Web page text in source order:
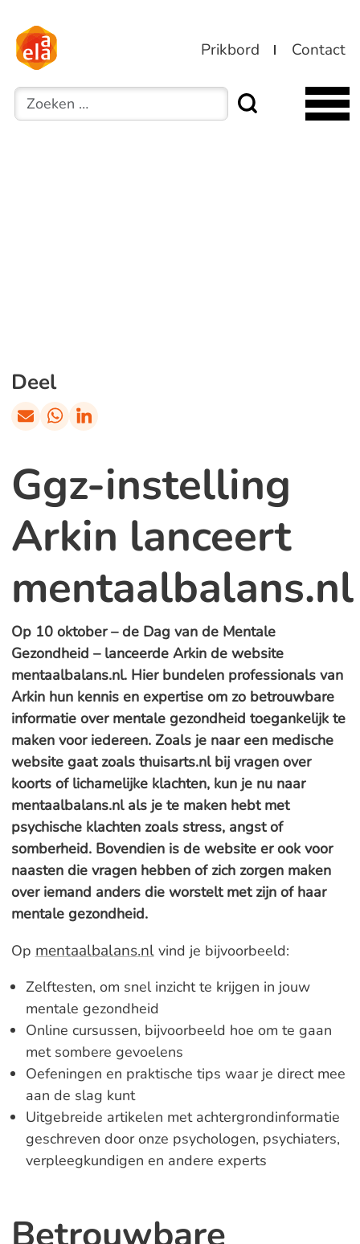
Prikbord Contact
Zoeken
Ggz-instelling
Arkin lanceert
mentaalbalans.nl
Op 10 oktober – de Dag van de Mentale
Gezondheid – lanceerde Arkin de website
mentaalbalans.nl. Hier bundelen professionals van
Arkin hun kennis en expertise om zo betrouwbare
informatie over mentale gezondheid toegankelijk te
maken voor iedereen. Zoals je naar een medische
website gaat zoals thuisarts.nl bij vragen over
koorts of lichamelijke klachten, kun je nu naar
mentaalbalans.nl als je te maken hebt met
psychische klachten zoals stress, angst of
somberheid. Bovendien is de website er ook voor
naasten die vragen hebben of zich zorgen maken
over iemand anders die worstelt met zijn of haar
mentale gezondheid.
Op mentaalbalans.nlvind je bijvoorbeeld:
Zelftesten, om snel inzicht te krijgen in jouw
mentale gezondheid
Online cursussen, bijvoorbeeld hoe om te gaan
met sombere gevoelens
Oefeningen en praktische tips waar je direct mee
aan de slag kunt
Uitgebreide artikelen met achtergrondinformatie
geschreven door onze psychologen, psychiaters,
verpleegkundigen en andere experts
Deel